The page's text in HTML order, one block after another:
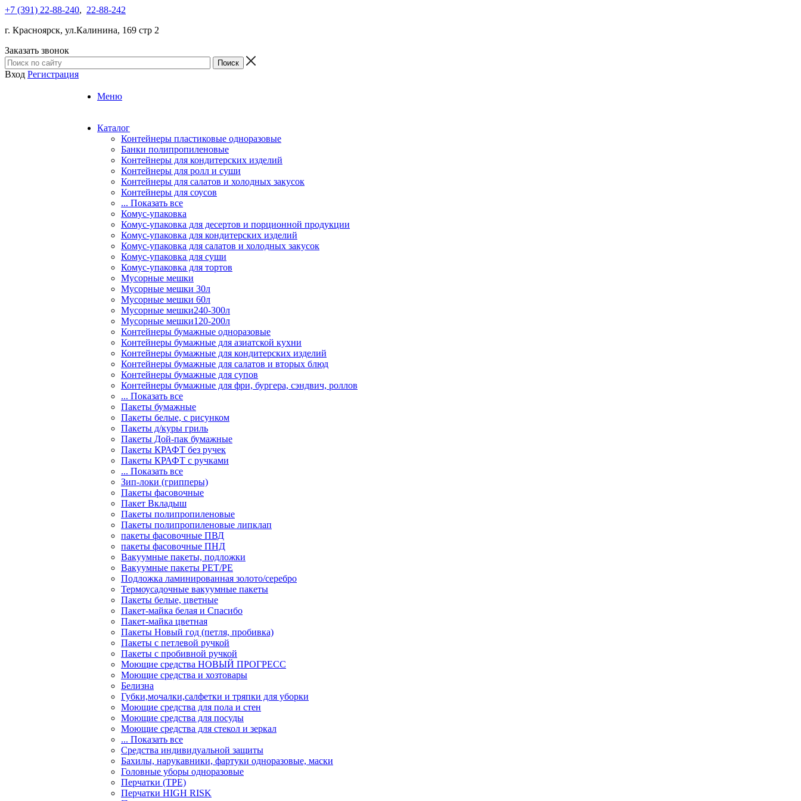
+7 (391) 22-88-240, 22-88-242
г. Красноярск, ул.Калинина, 169 стр 2
Заказать звонок
Вход Регистрация
Меню
Каталог
Контейнеры пластиковые одноразовые
Банки полипропиленовые
Контейнеры для кондитерских изделий
Контейнеры для ролл и суши
Контейнеры для салатов и холодных закусок
Контейнеры для соусов
... Показать все
Комус-упаковка
Комус-упаковка для десертов и порционной продукции
Комус-упаковка для кондитерских изделий
Комус-упаковка для салатов и холодных закусок
Комус-упаковка для суши
Комус-упаковка для тортов
Мусорные мешки
Мусорные мешки 30л
Мусорные мешки 60л
Мусорные мешки240-300л
Мусорные мешки120-200л
Контейнеры бумажные одноразовые
Контейнеры бумажные для азиатской кухни
Контейнеры бумажные для кондитерских изделий
Контейнеры бумажные для салатов и вторых блюд
Контейнеры бумажные для супов
Контейнеры бумажные для фри, бургера, сэндвич, роллов
... Показать все
Пакеты бумажные
Пакеты белые, с рисунком
Пакеты д/куры гриль
Пакеты Дой-пак бумажные
Пакеты КРАФТ без ручек
Пакеты КРАФТ с ручками
... Показать все
Зип-локи (грипперы)
Пакеты фасовочные
Пакет Вкладыш
Пакеты полипропиленовые
Пакеты полипропиленовые липклап
пакеты фасовочные ПВД
пакеты фасовочные ПНД
Вакуумные пакеты, подложки
Вакуумные пакеты РЕТ/РЕ
Подложка ламинированная золото/серебро
Термоусадочные вакуумные пакеты
Пакеты белые, цветные
Пакет-майка белая и Спасибо
Пакет-майка цветная
Пакеты Новый год (петля, пробивка)
Пакеты с петлевой ручкой
Пакеты с пробивной ручкой
Моющие средства НОВЫЙ ПРОГРЕСС
Моющие средства и хозтовары
Белизна
Губки,мочалки,салфетки и тряпки для уборки
Моющие средства для пола и стен
Моющие средства для посуды
Моющие средства для стекол и зеркал
... Показать все
Средства индивидуальной защиты
Бахилы, нарукавники, фартуки одноразовые, маски
Головные уборы одноразовые
Перчатки (ТРЕ)
Перчатки HIGH RISK